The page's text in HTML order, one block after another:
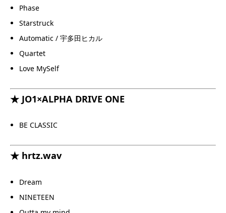
Phase
Starstruck
Automatic / 宇多田ヒカル
Quartet
Love MySelf
★ JO1×ALPHA DRIVE ONE
BE CLASSIC
★ hrtz.wav
Dream
NINETEEN